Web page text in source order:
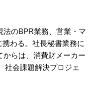
法のBPR業務、営業・マ
わる。社長秘書業務に
からは、消費財メーカー
社会課題解決プロジェ